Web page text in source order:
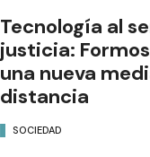
Tecnología al
justicia:
una nueva
distancia
SOCIEDAD